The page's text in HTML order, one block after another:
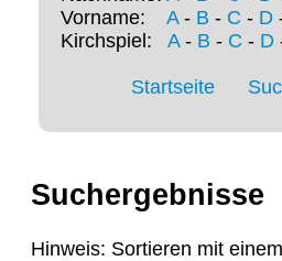
Vorname: A- B - C - D
Kirchspiel: A- B - C - D
Startseite
Suchergebnisse
Hinweis: Sortieren mit